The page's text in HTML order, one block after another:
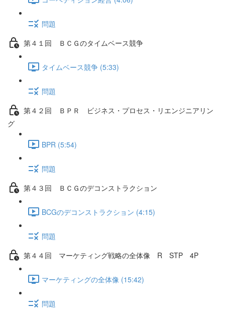
問題
第４１回 ＢＣＧのタイムベース競争
タイムベース競争 (5:33)
問題
第４２回 ＢＰＲ ビジネス・プロセス・リエンジニアリン
グ
BPR (5:54)
問題
第４３回 ＢＣＧのデコンストラクション
BCGのデコンストラクション (4:15)
問題
第４４回 マーケティング戦略の全体像 R STP 4P
マーケティングの全体像 (15:42)
問題